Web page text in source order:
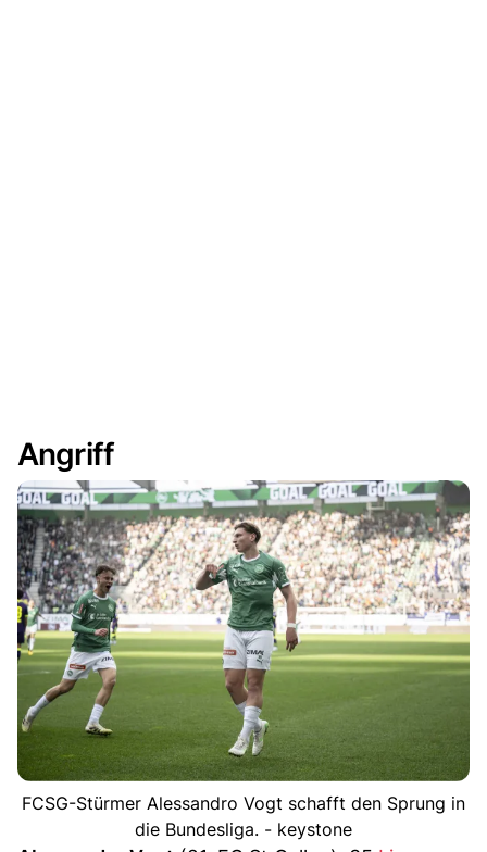
Angriff
FCSG-Stürmer Alessandro Vogt schafft den Sprung in
die Bundesliga. - keystone